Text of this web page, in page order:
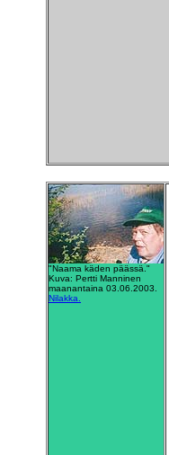
"Naama käden päässä."
Kuva: Pertti Manninen
maanantaina 03.06.2003.
Nilakka.